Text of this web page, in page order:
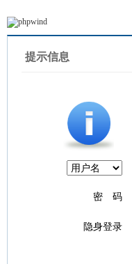
提示信息
密 码
隐身登录